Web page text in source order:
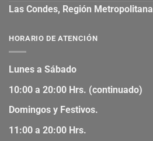
Las Condes, Región Metropolitana
HORARIO DE ATENCIÓN
Lunes a Sábado
10:00 a 20:00 Hrs. (continuado)
Domingos y Festivos.
11:00 a 20:00 Hrs.